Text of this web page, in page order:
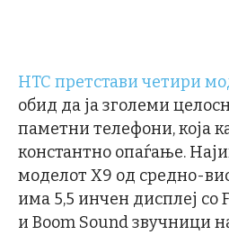
HTC претстави четири
обид да ја зголеми
паметни телефони, која
константно опаѓање.
моделот Х9 од средно-
има 5,5 инчен дисплеј со
и Boom Sound звучници